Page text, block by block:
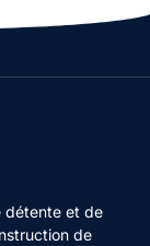
détente et de
de